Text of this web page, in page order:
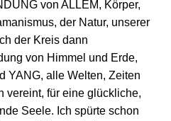
von ALLEM, Körper,
der Natur, unserer
der Kreis dann
von Himmel und Erde,
YANG, alle Welten, Zeiten
vereint, für eine glückliche,
Seele. Ich spürte schon